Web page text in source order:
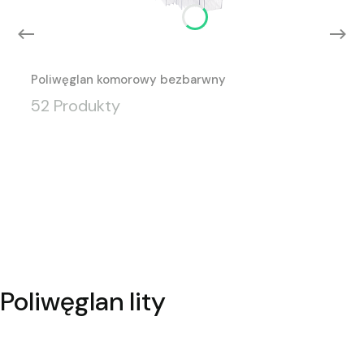
Poliwęglan komorowy bezbarwny
52 Produkty
Poliwęglan lity